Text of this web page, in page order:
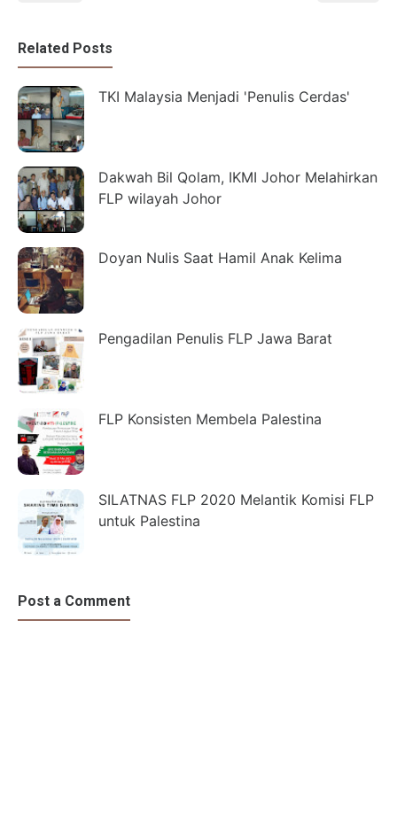
Related Posts
TKI Malaysia Menjadi 'Penulis Cerdas'
Dakwah Bil Qolam, IKMI Johor Melahirkan
FLP wilayah Johor
Doyan Nulis Saat Hamil Anak Kelima
Pengadilan Penulis FLP Jawa Barat
FLP Konsisten Membela Palestina
SILATNAS FLP 2020 Melantik Komisi FLP
untuk Palestina
Post a Comment